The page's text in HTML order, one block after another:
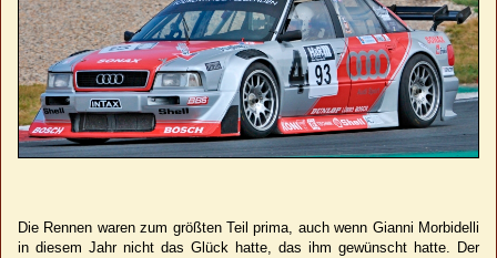
Die Rennen waren zum größten Teil prima, auch wenn Gianni Morbidelli
in diesem Jahr nicht das Glück hatte, das ihm gewünscht hatte. Der